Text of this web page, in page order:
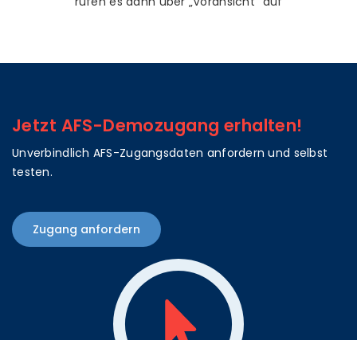
Jetzt AFS-Demozugang erhalten!
Unverbindlich AFS-Zugangsdaten anfordern und selbst
testen.
Zugang anfordern